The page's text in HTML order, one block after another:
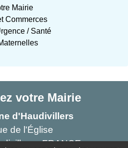
Mairie
Commerces
/ Santé
votre Mairie
d'Haudivillers
de l'Église
- FRANCE